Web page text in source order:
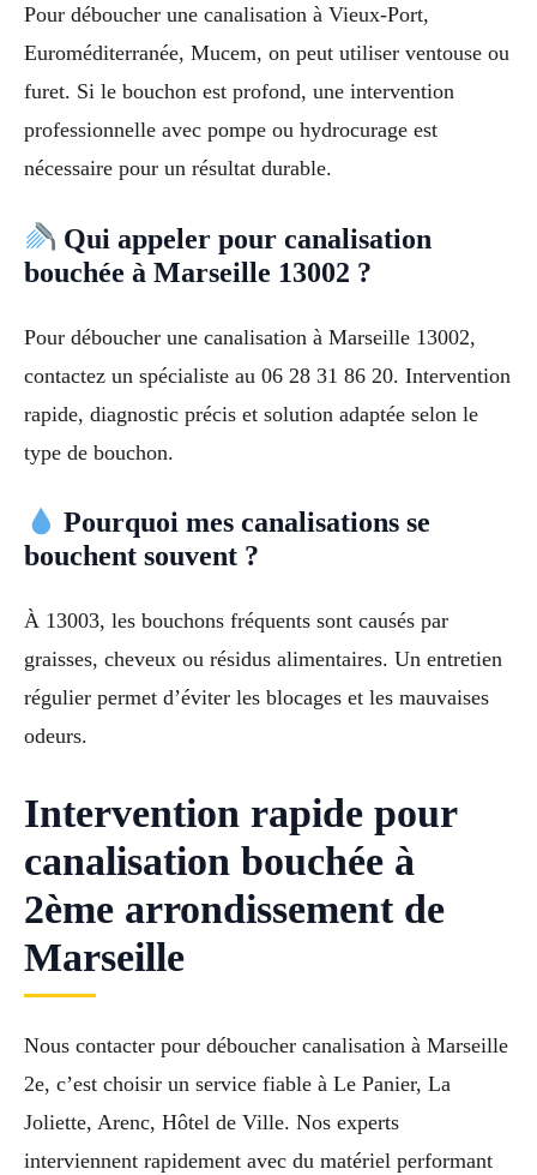
Pour déboucher une canalisation à Vieux-Port,
Euroméditerranée, Mucem, on peut utiliser ventouse ou
furet. Si le bouchon est profond, une intervention
professionnelle avec pompe ou hydrocurage est
nécessaire pour un résultat durable.
Qui appeler pour canalisation
bouchée à Marseille 13002 ?
Pour déboucher une canalisation à Marseille 13002,
contactez un spécialiste au 06 28 31 86 20. Intervention
rapide, diagnostic précis et solution adaptée selon le
type de bouchon.
Pourquoi mes canalisations se
bouchent souvent ?
À 13003, les bouchons fréquents sont causés par
graisses, cheveux ou résidus alimentaires. Un entretien
régulier permet d’éviter les blocages et les mauvaises
odeurs.
Intervention rapide pour
canalisation bouchée à
2ème arrondissement de
Marseille
Nous contacter pour déboucher canalisation à Marseille
2e, c’est choisir un service fiable à Le Panier, La
Joliette, Arenc, Hôtel de Ville. Nos experts
interviennent rapidement avec du matériel performant